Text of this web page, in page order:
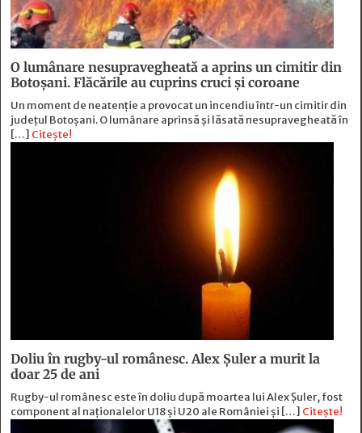
O lumânare nesupravegheată a aprins un cimitir din
Botoșani. Flăcările au cuprins cruci și coroane
Un moment de neatenție a provocat un incendiu într-un cimitir din
județul Botoșani. O lumânare aprinsă și lăsată nesupravegheată în
[…] Citește!
Doliu în rugby-ul românesc. Alex Șuler a murit la
doar 25 de ani
Rugby-ul românesc este în doliu după moartea lui Alex Șuler, fost
component al naționalelor U18 și U20 ale României și […] Citește!